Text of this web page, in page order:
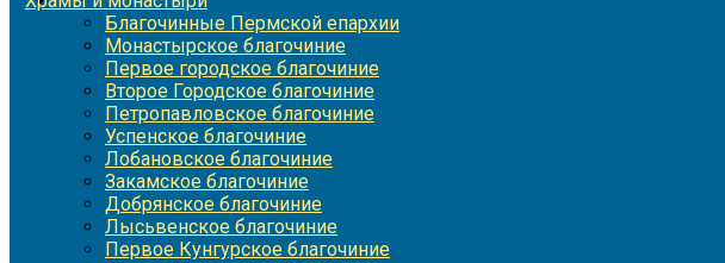
Благочинные Пермской епархии
Монастырское благочиние
Первое городское благочиние
Второе Городское благочиние
Петропавловское благочиние
Успенское благочиние
Лобановское благочиние
Закамское благочиние
Добрянское благочиние
Лысьвенское благочиние
Первое Кунгурское благочиние